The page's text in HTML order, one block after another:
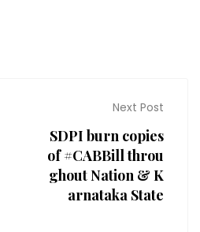
Next Post
SDPI burn copies
of #CABBill throu
ghout Nation & K
arnataka State